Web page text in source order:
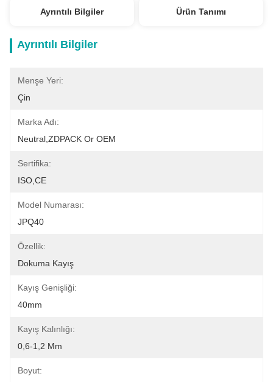
Ayrıntılı Bilgiler Ürün Tanımı
Ayrıntılı Bilgiler
Menşe Yeri:
Çin
Marka Adı:
Neutral,ZDPACK Or OEM
Sertifika:
ISO,CE
Model Numarası:
JPQ40
Özellik:
Dokuma Kayış
Kayış Genişliği:
40mm
Kayış Kalınlığı:
0,6-1,2 Mm
Boyut: